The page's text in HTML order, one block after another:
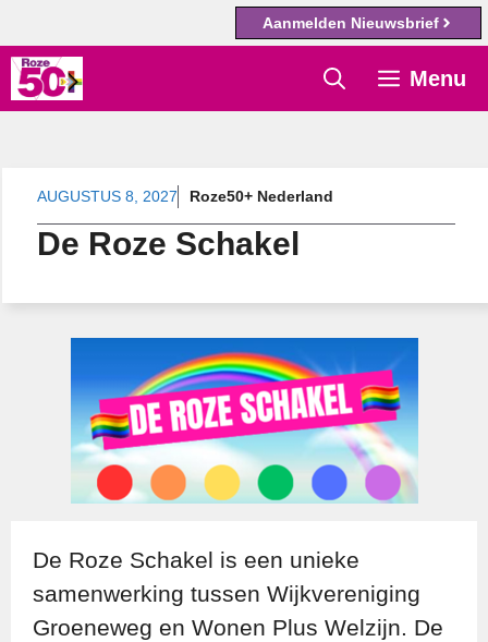
Aanmelden Nieuwsbrief
Ga
naar
Menu
AUGUSTUS 8, 2027 Roze50+ Nederland
De Roze Schakel
De Roze Schakel is een unieke
samenwerking tussen Wijkvereniging
Groeneweg en Wonen Plus Welzijn. De